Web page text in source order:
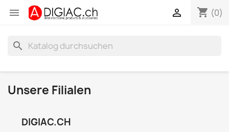
 shopping_cart (0)

search
Unsere Filialen
DIGIAC.CH